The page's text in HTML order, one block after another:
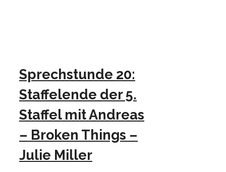
Sprechstunde 20:
Staffelende der 5.
Staffel mit Andreas
– Broken Things –
Julie Miller